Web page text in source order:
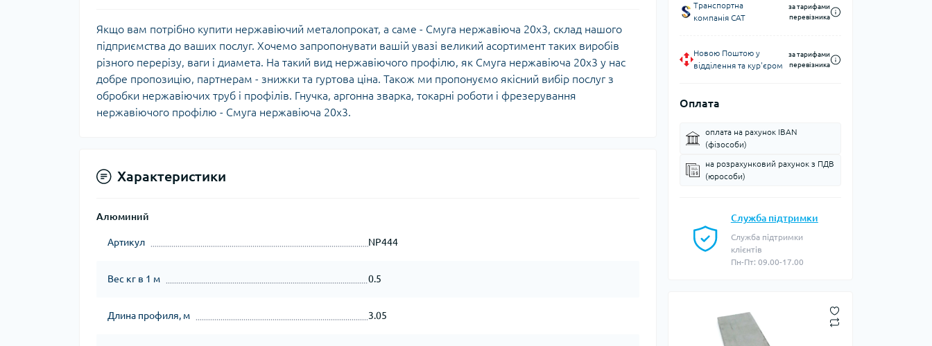
Транспортна
компанія CAT
за тарифами
перевізника
Новою Поштою у
відділення та кур'єром
за тарифами
перевізника
Оплата
оплата на рахунок IBAN
(фізособи)
на розрахунковий рахунок з ПДВ
(юрособи)
Служба підтримки
Служба підтримки
клієнтів
Пн-Пт: 09.00-17.00
Якщо вам потрібно купити нержавіючий металопрокат, а саме - Смуга нержавіюча 20х3, склад нашого
підприємства до ваших послуг. Хочемо запропонувати вашій увазі великий асортимент таких виробів
різного перерізу, ваги і диамета. На такий вид нержавіючого профілю, як Смуга нержавіюча 20х3 у нас
добре пропозицію, партнерам - знижки та гуртова ціна. Також ми пропонуємо якісний вибір послуг з
обробки нержавіючих труб і профілів. Гнучка, аргонна зварка, токарні роботи і фрезерування
нержавіючого профілю - Смуга нержавіюча 20х3.
Характеристики
Алюминий
Артикул NP444
Вес кг в 1 м 0.5
Длина профиля, м 3.05